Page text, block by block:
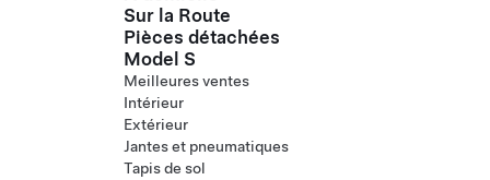
Passer au contenu principalSur la Route
Pièces détachées
Model S
Meilleures ventes
Intérieur
Extérieur
Jantes et pneumatiques
Tapis de sol